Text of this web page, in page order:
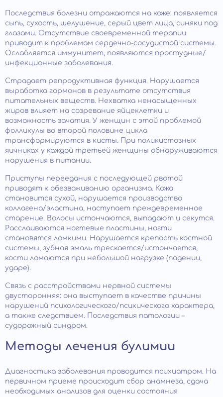
Последствия болезни отражаются на коже: появляется
сыпь, сухость, шелушение, серый цвет лица, синяки под
глазами. Отсутствие своевременной терапии
приводит к проблемам сердечно-сосудистой системы.
Ослабляется иммунитет, появляются простудные/
инфекционные заболевания.
Страдает репродуктивная функция. Нарушается
выработка гормонов в результате отсутствия
питательных веществ. Нехватка ненасыщенных
жиров влияет на созревание яйцеклетки и
возможность зачатия. У женщин с этой проблемой
фолликулы во второй половине цикла
трансформируются в кисты. При поликистозных
яичниках у каждой третьей женщины обнаруживаются
нарушения в питании.
Приступы переедания с последующей рвотой
приводят к обезвоживанию организма. Кожа
становится сухой, нарушается производство
коллагена/эластина, наступает преждевременное
старение. Волосы истончаются, выпадают и секутся.
Расслаиваются ногтевые пластины, ногти
становятся ломкими. Нарушается крепость костной
системы, зубная эмаль трескается/истончается,
кости ломаются при небольшой нагрузке (падении,
ударе).
Связь с расстройствами нервной системы
двусторонняя: она выступает в качестве причины
нарушений психологического/психического характера,
а также следствием. Последствия патологии –
судорожный синдром.
Методы лечения булимии
Диагностика заболевания проводится психиатром. На
первичном приеме происходит сбор анамнеза, сдача
необходимых анализов для оценки состояния